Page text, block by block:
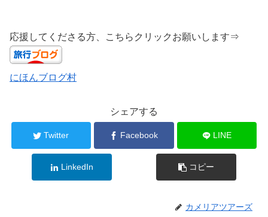
応援してくださる方、こちらクリックお願いします⇒
にほんブログ村
シェアする
Twitter Facebook LINE
LinkedIn コピー
カメリアツアーズ